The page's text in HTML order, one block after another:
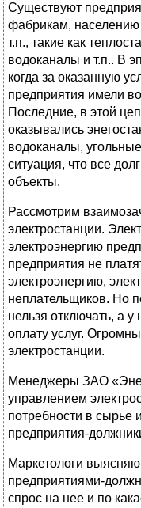
Существуют
фабрикам, населению
т.п., такие как
водоканалы и т.п.. В
когда за оказанную
предприятия имели
Последние, в этой
оказывались
водоканалы,
ситуация, что все
объекты.
Рассмотрим
электростанции.
электроэнергию
предприятия не
электроэнергию,
неплательщиков. Но
нельзя отключать, а у
оплату услуг.
электростанции.
Менеджеры ЗАО
управлением
потребности в сырье
предприятия-
Маркетологи
предприятиями-
спрос на нее и по